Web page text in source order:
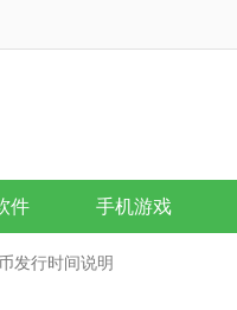
件 手机游戏
发行时间说明